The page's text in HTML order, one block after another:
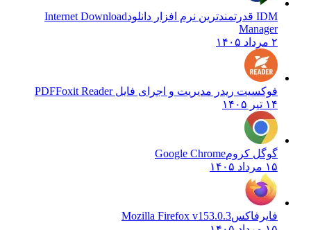
IDM قدرتمندترین نرم افزار دانلود
Internet Download
Manager
فوکسیت ریدر مدیریت و اجرای فایل PDFFoxit Reader
گوگل کرومGoogle Chrome
فایرفاکسMozilla Firefox v153.0.3